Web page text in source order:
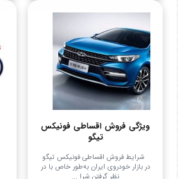
ویژگی فروش اقساطی فونیکس
تیگو
شرایط فروش اقساطی فونیکس تیگو
در بازار خودروی ایران به‌طور خاص با در
نظر گرفتن شرا ...